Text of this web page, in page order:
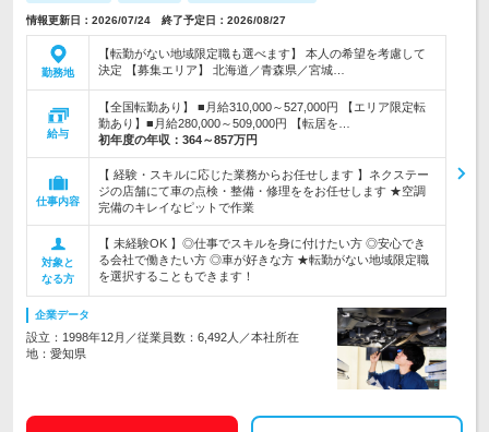
情報更新日：2026/07/24 終了予定日：2026/08/27
勤務地
【転勤がない地域限定職も選べます】 本人の希望を考慮して
決定 【募集エリア】 北海道／青森県／宮城…
給与
【全国転勤あり】 ■月給310,000～527,000円 【エリア限定転
勤あり】■月給280,000～509,000円 【転居を…
初年度の年収： 364～857万円
仕事内容
【 経験・スキルに応じた業務からお任せします 】ネクステー
ジの店舗にて車の点検・整備・修理ををお任せします ★空調
完備のキレイなピットで作業
対象と
なる方
【 未経験OK 】◎仕事でスキルを身に付けたい方 ◎安心でき
る会社で働きたい方 ◎車が好きな方 ★転勤がない地域限定職
を選択することもできます！
企業データ
設立：1998年12月／従業員数：6,492人／本社所在
地：愛知県